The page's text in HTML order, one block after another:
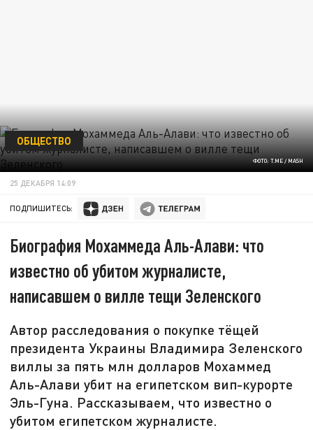
ФОТО: T.ME / MASH
ОБЩЕСТВО
25 ДЕКАБРЯ 14:09
ПОДПИШИТЕСЬ:
Биография Мохаммеда Аль-Алави: что
известно об убитом журналисте,
написавшем о вилле тещи Зеленского
Автор расследования о покупке тёщей
президента Украины Владимира Зеленского
виллы за пять млн долларов Мохаммед
Аль-Алави убит на египетском вип-курорте
Эль-Гуна. Рассказываем, что известно о
убитом египетском журналисте.